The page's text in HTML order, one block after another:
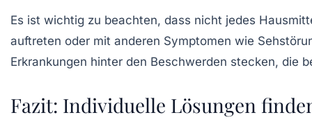
Es ist wichtig zu beachten, dass nicht jedes
auftreten oder mit anderen Symptomen wie
Erkrankungen hinter den Beschwerden stecken, die
Fazit: Individuelle Lösungen